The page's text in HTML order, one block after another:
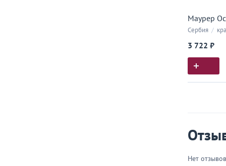
Маурер
Сербия /
3 722 ₽
Нет отзывов